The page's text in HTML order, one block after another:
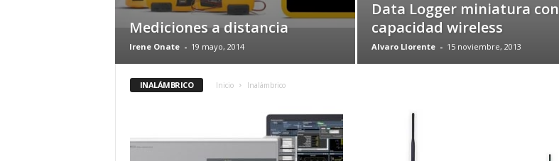
Mediciones a distancia
Irene Onate - 19 mayo, 2014
Data Logger miniatura con
capacidad wireless
Alvaro Llorente - 15 noviembre, 2013
INALÁMBRICO Inicio Inalámbrico